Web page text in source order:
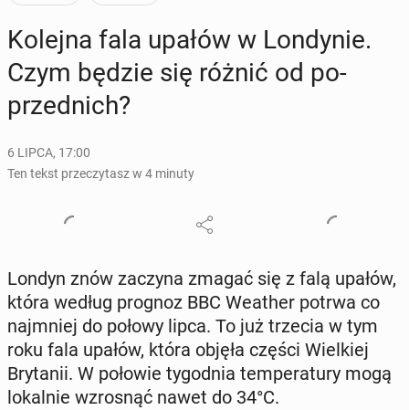
Kolejna fala upałów w Lon­dy­nie.
Czym będzie się różnić od po­
przed­nich?
6 LIPCA, 17:00
Ten tekst przeczytasz w 4 minuty
Londyn znów zaczyna zmagać się z falą upałów,
która według prognoz BBC Weather potrwa co
naj­mniej do połowy lipca. To już trzecia w tym
roku fala upałów, która objęła części Wiel­kiej
Bry­ta­nii. W połowie ty­go­dnia tem­pe­ra­tu­ry mogą
lo­kal­nie wzro­snąć nawet do 34°C.